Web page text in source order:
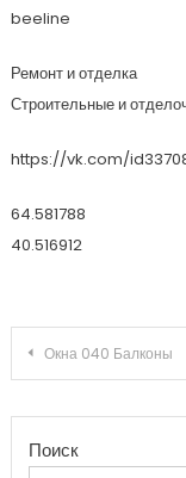
beeline
Ремонт и отделка
Строительные и
https://vk.com/
64.581788
40.516912
Окна 040 Балконы
Поиск